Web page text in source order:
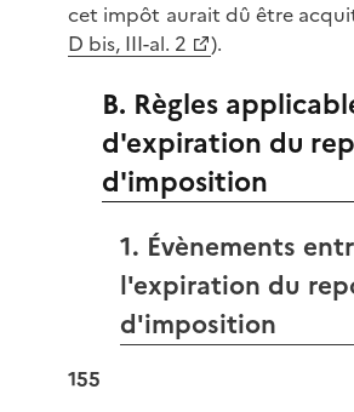
cet impôt aurait dû être
D bis, III-al. 2
).
B. Règles
d'expiration du
d'imposition
1. Évènements
l'expiration du
d'imposition
155